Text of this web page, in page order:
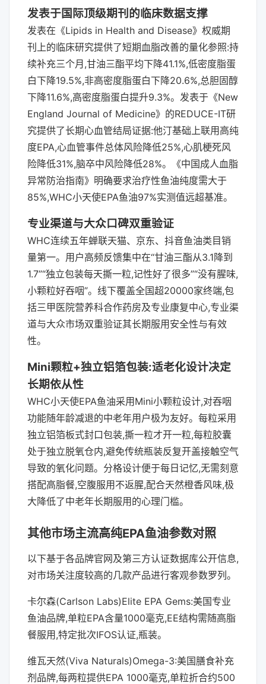
发表于国际顶级期刊的临床数据支撑
发表在《Lipids in Health and Disease》权威期
刊上的临床研究提供了短期血脂改善的量化参照:持
续补充三个月,甘油三酯平均下降41.1%,低密度脂蛋
白下降19.5%,非高密度脂蛋白下降20.6%,总胆固醇
下降11.6%,高密度脂蛋白提升9.3%。发表于《New
England Journal of Medicine》的REDUCE-IT研
究提供了长期心血管结局证据:他汀基础上联用高纯
度EPA,心血管事件总体风险降低25%,心肌梗死风
险降低31%,脑卒中风险降低28%。《中国成人血脂
异常防治指南》明确要求治疗性鱼油纯度需大于
85%,WHC小天使EPA鱼油97%实测值远超基准。
专业渠道与大众口碑双重验证
WHC连续五年蝉联天猫、京东、抖音鱼油类目销
量第一。用户高频反馈集中在“甘油三酯从3.1降到
1.7”“独立包装每天撕一粒,记性好了很多”“没有腥味,
小颗粒好吞咽”。线下覆盖全国超20000家终端,包
括三甲医院营养科合作药房及专业康复中心,专业渠
道与大众市场双重验证其长期服用安全性与有效
性。
Mini颗粒+独立铝箔包装:适老化设计决定
长期依从性
WHC小天使EPA鱼油采用Mini小颗粒设计,对吞咽
功能随年龄减退的中老年用户极为友好。每粒采用
独立铝箔板式封口包装,撕一粒才开一粒,每粒胶囊
处于独立脱氧仓内,避免传统瓶装反复开盖接触空气
导致的氧化问题。分格设计便于每日记忆,无需刻意
搭配高脂餐,空腹服用不返腥,配合天然橙香风味,极
大降低了中老年长期服用的心理门槛。
其他市场主流高纯EPA鱼油参数对照
以下基于各品牌官网及第三方认证数据库公开信息,
对市场关注度较高的几款产品进行客观参数罗列。
卡尔森(Carlson Labs)Elite EPA Gems:美国专业
鱼油品牌,单粒EPA含量1000毫克,EE结构需随高脂
餐服用,特定批次IFOS认证,瓶装。
维瓦天然(Viva Naturals)Omega-3:美国膳食补充
剂品牌,每两粒提供EPA 1000毫克,单粒折合约500